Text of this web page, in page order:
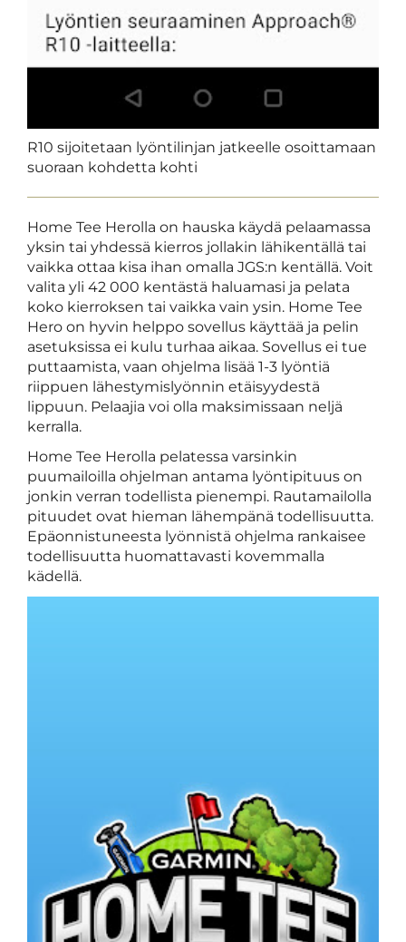
R10 sijoitetaan lyöntilinjan jatkeelle osoittamaan
suoraan kohdetta kohti
Home Tee Herolla on hauska käydä pelaamassa
yksin tai yhdessä kierros jollakin lähikentällä tai
vaikka ottaa kisa ihan omalla JGS:n kentällä. Voit
valita yli 42 000 kentästä haluamasi ja pelata
koko kierroksen tai vaikka vain ysin. Home Tee
Hero on hyvin helppo sovellus käyttää ja pelin
asetuksissa ei kulu turhaa aikaa. Sovellus ei tue
puttaamista, vaan ohjelma lisää 1-3 lyöntiä
riippuen lähestymislyönnin etäisyydestä
lippuun. Pelaajia voi olla maksimissaan neljä
kerralla.
Home Tee Herolla pelatessa varsinkin
puumailoilla ohjelman antama lyöntipituus on
jonkin verran todellista pienempi. Rautamailolla
pituudet ovat hieman lähempänä todellisuutta.
Epäonnistuneesta lyönnistä ohjelma rankaisee
todellisuutta huomattavasti kovemmalla
kädellä.